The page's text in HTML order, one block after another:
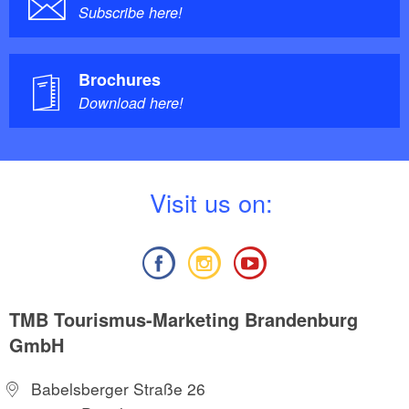
Subscribe here!
Brochures
Download here!
Visit us on:
TMB Tourismus-Marketing Brandenburg
GmbH
Babelsberger Straße 26